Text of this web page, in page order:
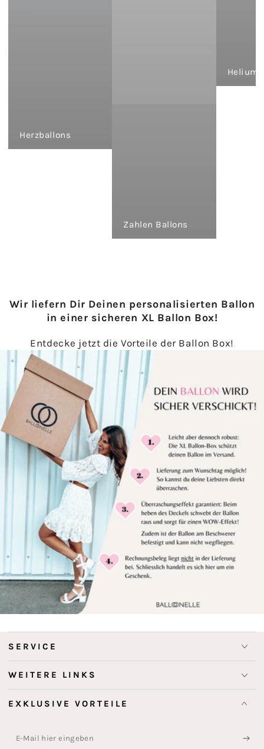
Herzballons
Zahlen Ballons
Wir liefern Dir Deinen personalisierten Ballon
in einer sicheren XL Ballon Box!
Entdecke jetzt die Vorteile der Ballon Box!
SERVICE
WEITERE LINKS
EXKLUSIVE VORTEILE
E-